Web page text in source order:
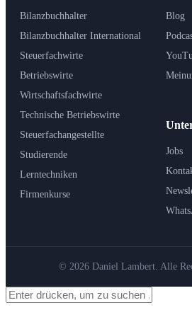
Bilanzbuchhalter
Bilanzbuchhalter International
Steuerfachwirte
Betriebswirte
Wirtschaftsfachwirte
Technische Betriebswirte
Steuerfachangestellte
Studierende
Lerntechniken
Firmenkurse
Blog
Jobs
© 2026 Daniel Lambert. Alle